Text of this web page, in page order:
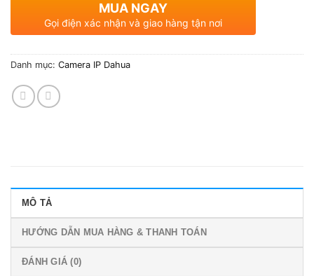
MUA NGAY
Gọi điện xác nhận và giao hàng tận nơi
Danh mục: Camera IP Dahua
MÔ TẢ
HƯỚNG DẪN MUA HÀNG & THANH TOÁN
ĐÁNH GIÁ (0)